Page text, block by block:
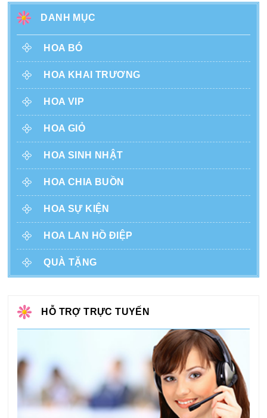
DANH MỤC
HOA BÓ
HOA KHAI TRƯƠNG
HOA VIP
HOA GIỎ
HOA SINH NHẬT
HOA CHIA BUỒN
HOA SỰ KIỆN
HOA LAN HỒ ĐIỆP
QUÀ TẶNG
HỖ TRỢ TRỰC TUYẾN